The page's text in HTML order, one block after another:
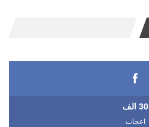
30 الف
اعجاب